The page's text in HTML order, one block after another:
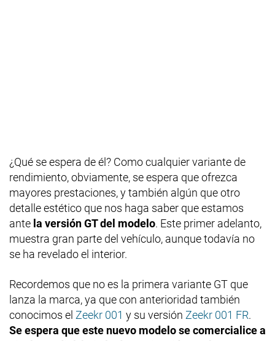
¿Qué se espera de él? Como cualquier variante de
rendimiento, obviamente, se espera que ofrezca
mayores prestaciones, y también algún que otro
detalle estético que nos haga saber que estamos
ante la versión GT del modelo. Este primer adelanto,
muestra gran parte del vehículo, aunque todavía no
se ha revelado el interior.
Recordemos que no es la primera variante GT que
lanza la marca, ya que con anterioridad también
conocimos el Zeekr 001 y su versión Zeekr 001 FR.
Se espera que este nuevo modelo se comercialice a